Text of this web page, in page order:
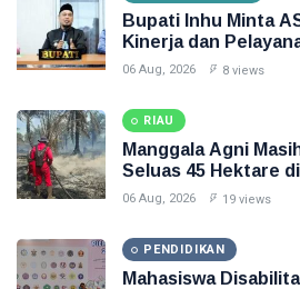
Bupati Inhu Minta
Kinerja dan
06 Aug, 2026 8 views
RIAU
Manggala Agni
Seluas 45 Hektare
06 Aug, 2026 19 views
PENDIDIKAN
Mahasiswa